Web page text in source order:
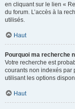
en cliquant sur le lien «
du forum. L’accès à la
utilisés.
Haut
Pourquoi ma recherche
Votre recherche est
courants non indexés par
utilisant les options
Haut